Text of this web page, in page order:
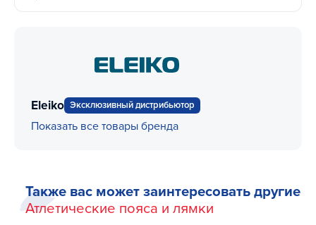
Eleiko Эксклюзивный дистрибьютор
Показать все товары бренда
Также вас может заинтересовать другие
Атлетические пояса и лямки